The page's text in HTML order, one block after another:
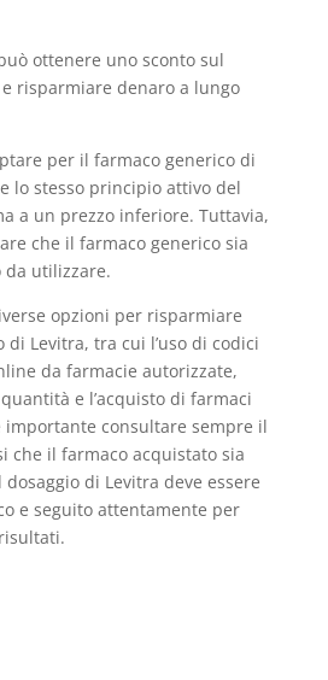
ottenere uno sconto sul
risparmiare denaro a lungo
per il farmaco generico di
lo stesso principio attivo del
a un prezzo inferiore. Tuttavia,
che il farmaco generico sia
da utilizzare.
opzioni per risparmiare
di Levitra, tra cui l’uso di codici
da farmacie autorizzate,
e l’acquisto di farmaci
importante consultare sempre il
che il farmaco acquistato sia
di Levitra deve essere
e seguito attentamente per